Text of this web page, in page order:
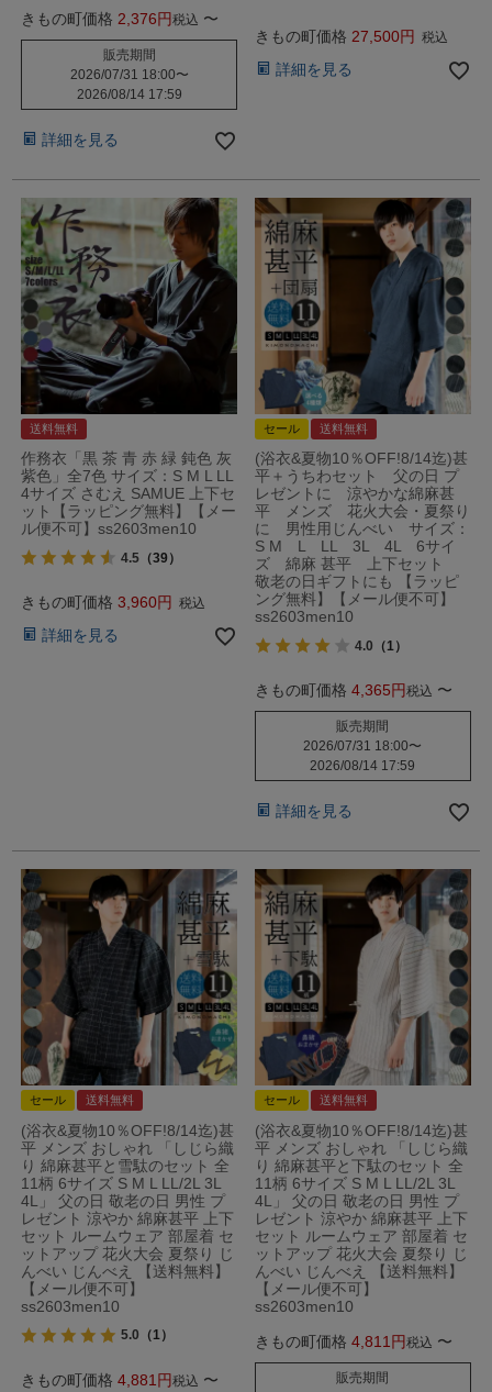
きもの町価格 2,376 税込 〜
販売期間
2026/07/31 18:00〜
2026/08/14 17:59
詳細を見る
きもの町価格 27,500 税込
詳細を見る
送料無料
作務衣「黒 茶 青 赤 緑 鈍色 灰
紫色」全7色 サイズ：S M L LL
4サイズ さむえ SAMUE 上下セ
ット【ラッピング無料】【メー
ル便不可】ss2603men10
4.5 （39）
きもの町価格 3,960 税込
詳細を見る
セール 送料無料
(浴衣&夏物10％OFF!8/14迄)甚
平＋うちわセット 父の日 プ
レゼントに 涼やかな綿麻甚
平 メンズ 花火大会・夏祭り
に 男性用じんべい サイズ：
S M L LL 3L 4L 6サイ
ズ 綿麻 甚平 上下セット
敬老の日ギフトにも 【ラッピ
ング無料】【メール便不可】
ss2603men10
4.0 （1）
きもの町価格 4,365 税込 〜
販売期間
2026/07/31 18:00〜
2026/08/14 17:59
詳細を見る
セール 送料無料
(浴衣&夏物10％OFF!8/14迄)甚
平 メンズ おしゃれ 「しじら織
り 綿麻甚平と雪駄のセット 全
11柄 6サイズ S M L LL/2L 3L
4L」 父の日 敬老の日 男性 プ
レゼント 涼やか 綿麻甚平 上下
セット ルームウェア 部屋着 セ
ットアップ 花火大会 夏祭り じ
んべい じんべえ 【送料無料】
【メール便不可】
ss2603men10
5.0 （1）
きもの町価格 4,881 税込 〜
セール 送料無料
(浴衣&夏物10％OFF!8/14迄)甚
平 メンズ おしゃれ 「しじら織
り 綿麻甚平と下駄のセット 全
11柄 6サイズ S M L LL/2L 3L
4L」 父の日 敬老の日 男性 プ
レゼント 涼やか 綿麻甚平 上下
セット ルームウェア 部屋着 セ
ットアップ 花火大会 夏祭り じ
んべい じんべえ 【送料無料】
【メール便不可】
ss2603men10
きもの町価格 4,811 税込 〜
販売期間